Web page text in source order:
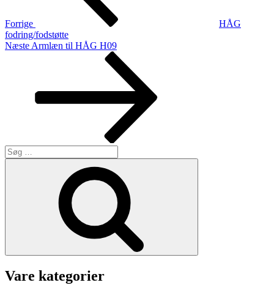
Forrige
HÅG
fodring/fodstøtte
Næste
Næste Armlæn til HÅG H09
Søg
efter:
Vare kategorier